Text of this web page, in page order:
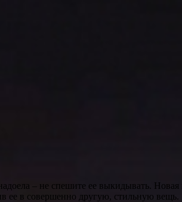
– не спешите ее выкидывать. Новая
ее в совершенно другую, стильную вещь.